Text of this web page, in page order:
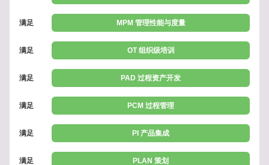
满足 MPM 管理性能与度量
满足 OT 组织级培训
满足 PAD 过程资产开发
满足 PCM 过程管理
满足 PI 产品集成
满足 PLAN 策划